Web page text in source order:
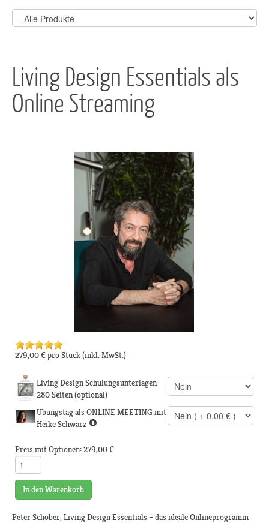
Living Design Essentials als
Online Streaming
279,00 €pro Stück(inkl. MwSt.)
Living Design Schulungsunterlagen
280 Seiten (optional)
Übungstag als ONLINE MEETING mit
Heike Schwarz
Preis mit Optionen:279,00 €
In den Warenkorb
Peter Schöber, Living Design Essentials – das ideale Onlineprogramm